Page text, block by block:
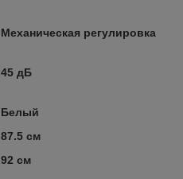
Механическая регулировка
45 дБ
Белый
87.5 см
92 см